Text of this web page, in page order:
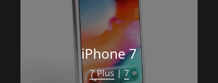
iPhone 7
7 Plus | 7